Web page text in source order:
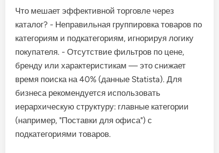
Что мешает эффективной торговле через
каталог? - Неправильная группировка товаров по
категориям и подкатегориям, игнорируя логику
покупателя. - Отсутствие фильтров по цене,
бренду или характеристикам — это снижает
время поиска на 40% (данные Statista). Для
бизнеса рекомендуется использовать
иерархическую структуру: главные категории
(например, "Поставки для офиса") с
подкатегориями товаров.